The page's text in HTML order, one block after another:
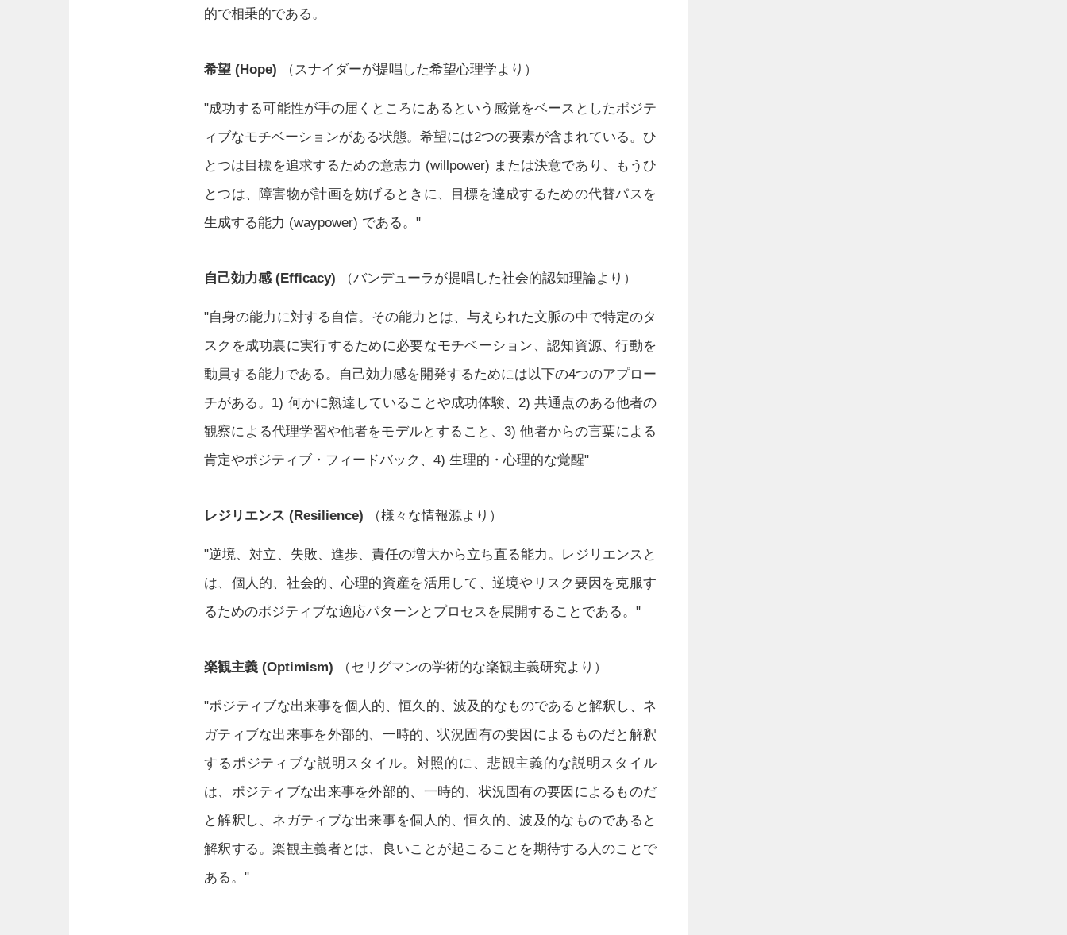
的で相乗的である。
希望 (Hope) （スナイダーが提唱した希望心理学より）
"成功する可能性が手の届くところにあるという感覚をベースとしたポジテ
ィブなモチベーションがある状態。希望には2つの要素が含まれている。ひ
とつは目標を追求するための意志力 (willpower) または決意であり、もうひ
とつは、障害物が計画を妨げるときに、目標を達成するための代替パスを
生成する能力 (waypower) である。"
自己効力感 (Efficacy) （バンデューラが提唱した社会的認知理論より）
"自身の能力に対する自信。その能力とは、与えられた文脈の中で特定のタ
スクを成功裏に実行するために必要なモチベーション、認知資源、行動を
動員する能力である。自己効力感を開発するためには以下の4つのアプロー
チがある。1) 何かに熟達していることや成功体験、2) 共通点のある他者の
観察による代理学習や他者をモデルとすること、3) 他者からの言葉による
肯定やポジティブ・フィードバック、4) 生理的・心理的な覚醒"
レジリエンス (Resilience) （様々な情報源より）
"逆境、対立、失敗、進歩、責任の増大から立ち直る能力。レジリエンスと
は、個人的、社会的、心理的資産を活用して、逆境やリスク要因を克服す
るためのポジティブな適応パターンとプロセスを展開することである。"
楽観主義 (Optimism) （セリグマンの学術的な楽観主義研究より）
"ポジティブな出来事を個人的、恒久的、波及的なものであると解釈し、ネ
ガティブな出来事を外部的、一時的、状況固有の要因によるものだと解釈
するポジティブな説明スタイル。対照的に、悲観主義的な説明スタイル
は、ポジティブな出来事を外部的、一時的、状況固有の要因によるものだ
と解釈し、ネガティブな出来事を個人的、恒久的、波及的なものであると
解釈する。楽観主義者とは、良いことが起こることを期待する人のことで
ある。"